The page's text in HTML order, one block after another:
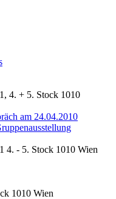
4. + 5. Stock 1010
am 24.04.2010
4. - 5. Stock 1010 Wien
1010 Wien